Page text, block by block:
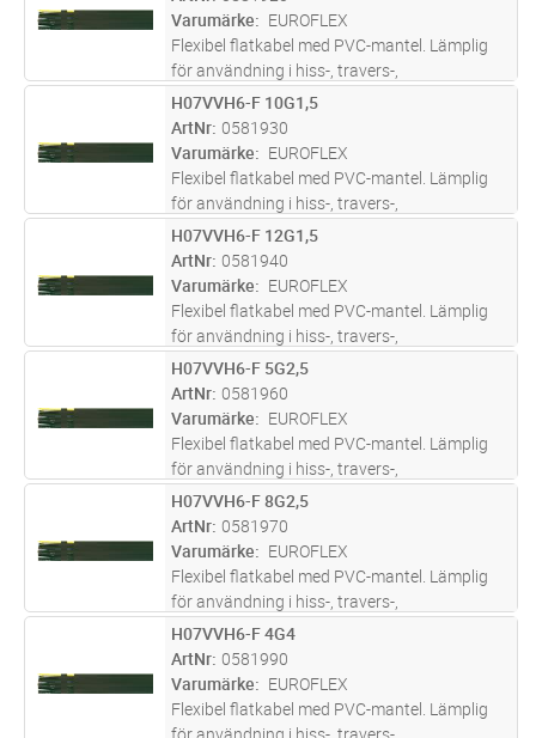
Varumärke
EUROFLEX
Flexibel flatkabel med PVC-mantel. Lämplig
för användning i hiss-, travers-,
krananläggningar och lyftanordningar. För
installation inomhus i torra och fuktiga rum.
M Lägg i kundvagn
H07VVH6-F 10G1,5
ArtNr 0581930
Varumärke
EUROFLEX
Flexibel flatkabel med PVC-mantel. Lämplig
för användning i hiss-, travers-,
krananläggningar och lyftanordningar. För
installation inomhus i torra och fuktiga rum.
M Lägg i kundvagn
H07VVH6-F 12G1,5
ArtNr 0581940
Varumärke
EUROFLEX
Flexibel flatkabel med PVC-mantel. Lämplig
för användning i hiss-, travers-,
krananläggningar och lyftanordningar. För
installation inomhus i torra och fuktiga rum.
M Lägg i kundvagn
H07VVH6-F 5G2,5
ArtNr 0581960
Varumärke
EUROFLEX
Flexibel flatkabel med PVC-mantel. Lämplig
för användning i hiss-, travers-,
krananläggningar och lyftanordningar. För
installation inomhus i torra och fuktiga rum.
M Lägg i kundvagn
H07VVH6-F 8G2,5
ArtNr 0581970
Varumärke
EUROFLEX
Flexibel flatkabel med PVC-mantel. Lämplig
för användning i hiss-, travers-,
krananläggningar och lyftanordningar. För
installation inomhus i torra och fuktiga rum.
M Lägg i kundvagn
H07VVH6-F 4G4
ArtNr 0581990
Varumärke
EUROFLEX
Flexibel flatkabel med PVC-mantel. Lämplig